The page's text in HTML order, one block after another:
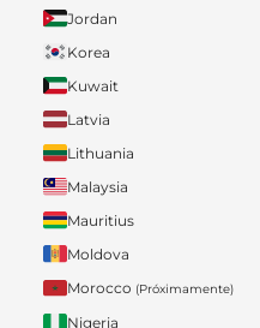
Jordan
Korea
Kuwait
Latvia
Lithuania
Malaysia
Mauritius
Moldova
Morocco (Próximamente)
Nigeria